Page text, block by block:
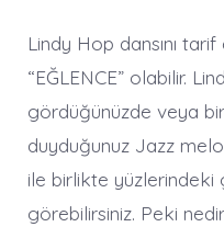
Lindy Hop dansını
“EĞLENCE” olabilir.
gördüğünüzde veya
duyduğunuz Jazz
ile birlikte yüzlerindeki
görebilirsiniz. Peki